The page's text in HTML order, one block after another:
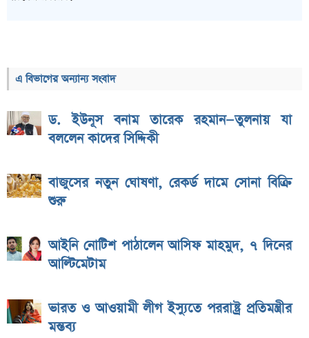
এ বিভাগের অন্যান্য সংবাদ
ড. ইউনূস বনাম তারেক রহমান—তুলনায় যা
বললেন কাদের সিদ্দিকী
বাজুসের নতুন ঘোষণা, রেকর্ড দামে সোনা বিক্রি
শুরু
আইনি নোটিশ পাঠালেন আসিফ মাহমুদ, ৭ দিনের
আল্টিমেটাম
ভারত ও আওয়ামী লীগ ইস্যুতে পররাষ্ট্র প্রতিমন্ত্রীর
মন্তব্য